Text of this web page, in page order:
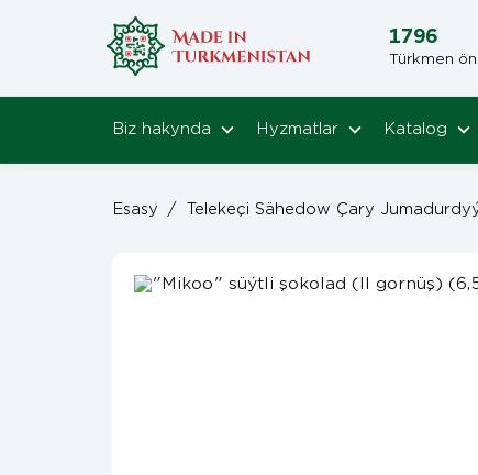
1796
Türkmen
Biz hakynda Hyzmatlar Katalog
Esasy / Telekeçi Sähedow Çary